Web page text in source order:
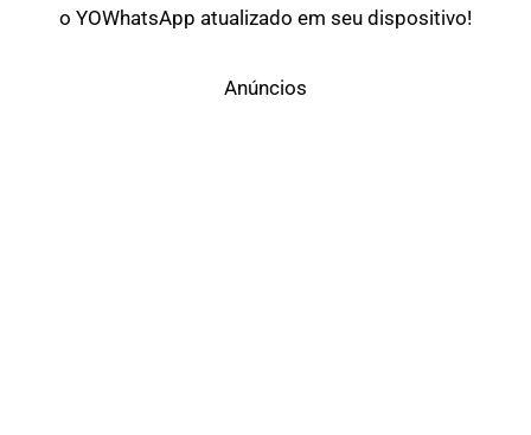
o YOWhatsApp atualizado em seu dispositivo!
Anúncios